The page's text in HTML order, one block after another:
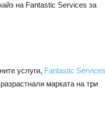
на Fantastic Services за
услуги, Fantastic Services
марката на три